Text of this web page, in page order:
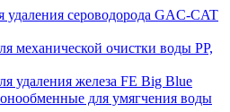
удаления сероводорода GAC-CAT
механической очистки воды PP,
удаления железа FE Big Blue
для умягчения воды